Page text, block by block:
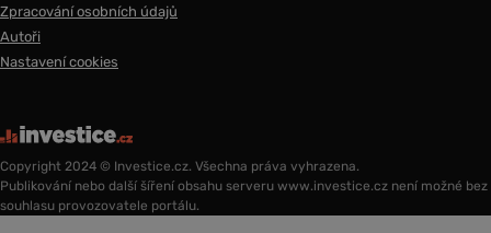
Zpracování osobních údajů
Autoři
Nastavení cookies
Copyright 2024 © Investice.cz. Všechna práva vyhrazena.
Publikování nebo další šíření obsahu serveru www.investice.cz není možné bez
souhlasu provozovatele portálu.